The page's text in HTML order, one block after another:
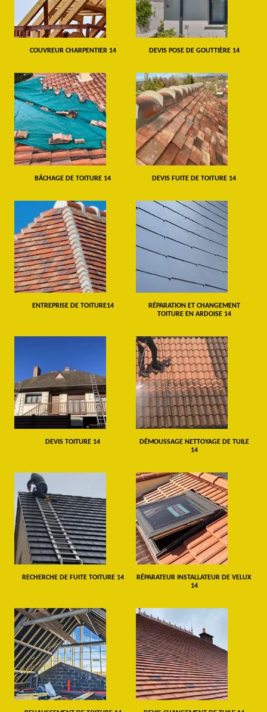
COUVREUR CHARPENTIER 14 DEVIS POSE DE GOUTTIÈRE 14
BÂCHAGE DE TOITURE 14 DEVIS FUITE DE TOITURE 14
ENTREPRISE DE TOITURE14
RÉPARATION ET CHANGEMENT
TOITURE EN ARDOISE 14
DEVIS TOITURE 14
DÉMOUSSAGE NETTOYAGE DE TUILE
14
RECHERCHE DE FUITE TOITURE 14
RÉPARATEUR INSTALLATEUR DE VELUX
14